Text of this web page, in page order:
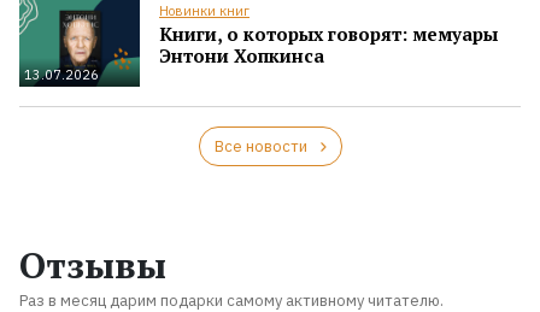
13.07.2026
Новинки книг
Книги, о которых говорят: мемуары
Энтони Хопкинса
Все новости
Отзывы
Раз в месяц дарим подарки самому активному читателю.